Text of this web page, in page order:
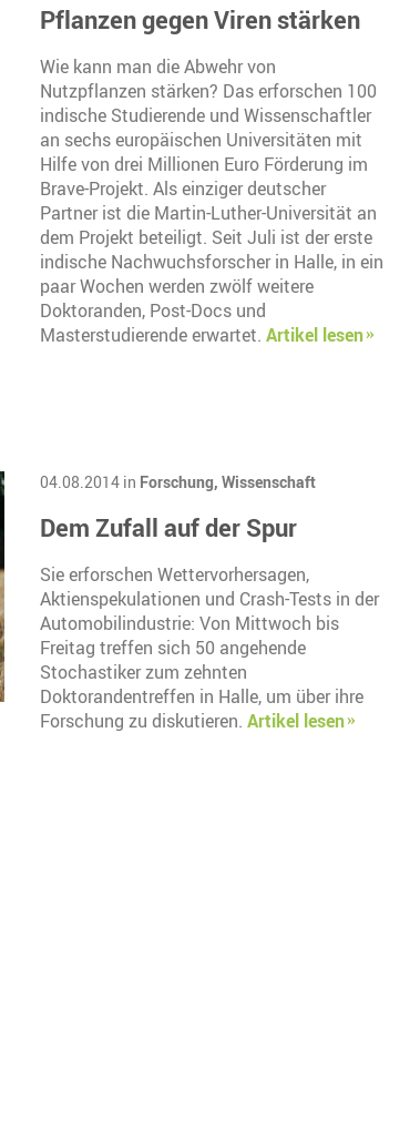
Pflanzen gegen Viren stärken
Wie kann man die Abwehr von
Nutzpflanzen stärken? Das erforschen 100
indische Studierende und Wissenschaftler
an sechs europäischen Universitäten mit
Hilfe von drei Millionen Euro Förderung im
Brave-Projekt. Als einziger deutscher
Partner ist die Martin-Luther-Universität an
dem Projekt beteiligt. Seit Juli ist der erste
indische Nachwuchsforscher in Halle, in ein
paar Wochen werden zwölf weitere
Doktoranden, Post-Docs und
Masterstudierende erwartet. Artikel lesen
04.08.2014 in Forschung, Wissenschaft
Dem Zufall auf der Spur
Sie erforschen Wettervorhersagen,
Aktienspekulationen und Crash-Tests in der
Automobilindustrie: Von Mittwoch bis
Freitag treffen sich 50 angehende
Stochastiker zum zehnten
Doktorandentreffen in Halle, um über ihre
Forschung zu diskutieren. Artikel lesen